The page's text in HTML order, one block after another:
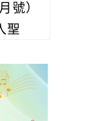
號）
聖